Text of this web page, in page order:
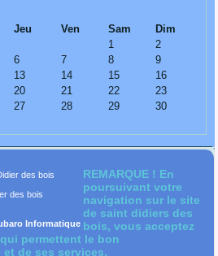
Jeu Ven Sam
Dim
1
2
6 7 8
9
13 14 15
16
20 21 22
23
27 28 29
30
des bois
des bois
Informatique
REMARQUE ! En
poursuivant votre
navigation sur le site
de saint didiers des
bois, vous acceptez
permettent le bon
de ses services.